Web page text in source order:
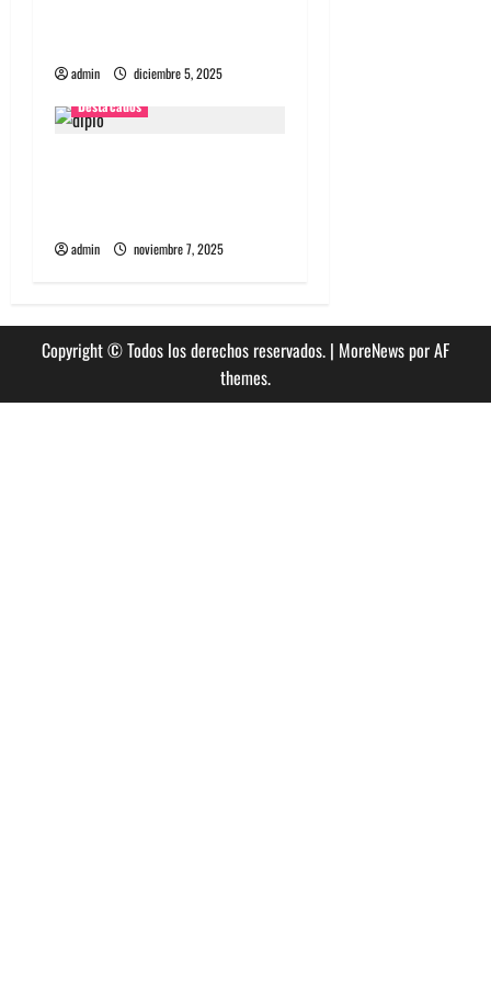
sadmin
diciembre 5, 2025
Destacados
admin noviembre 7, 2025
Copyright © Todos los derechos reservados. | MoreNewspor AF
themes.